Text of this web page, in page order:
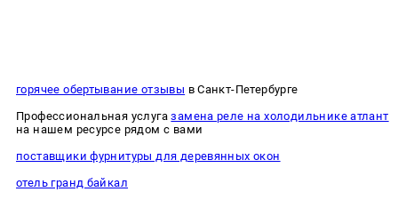
горячее обертывание отзывы в Санкт-Петербурге
Профессиональная услугазамена реле на холодильнике атлант
на нашем ресурсе рядом с вами
поставщики фурнитуры для деревянных окон
отель гранд байкал